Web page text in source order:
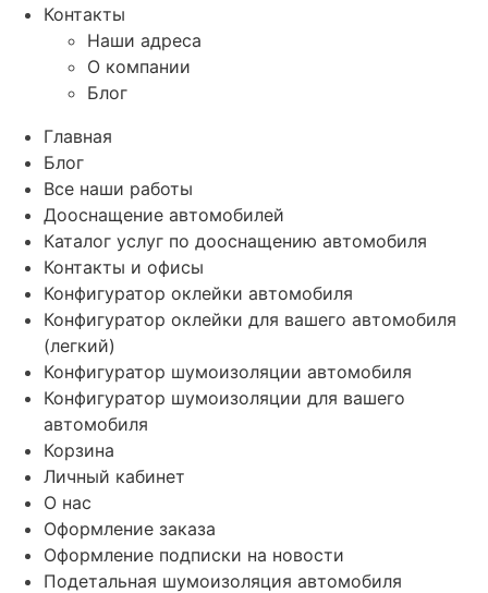
Контакты
Наши адреса
О компании
Блог
Главная
Блог
Все наши работы
Дооснащение автомобилей
Каталог услуг по дооснащению автомобиля
Контакты и офисы
Конфигуратор оклейки автомобиля
Конфигуратор оклейки для вашего автомобиля
(легкий)
Конфигуратор шумоизоляции автомобиля
Конфигуратор шумоизоляции для вашего
автомобиля
Корзина
Личный кабинет
О нас
Оформление заказа
Оформление подписки на новости
Подетальная шумоизоляция автомобиля